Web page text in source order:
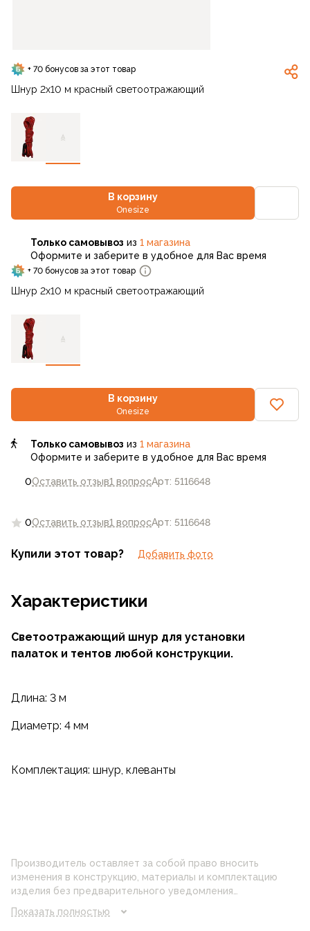
+ 70 бонусов за этот товар
Шнур 2х10 м красный светоотражающий
В корзину
Onesize
0Оставить отзыв1 вопросАрт: 5116648
Только самовывоз из 1 магазина
Оформите и заберите в удобное для Вас время
+ 70 бонусов за этот товар
Шнур 2х10 м красный светоотражающий
В корзину
Onesize
0Оставить отзыв1 вопросАрт: 5116648
Только самовывоз из 1 магазина
Оформите и заберите в удобное для Вас время
Купили этот товар? Добавить фото
Характеристики
Светоотражающий шнур для установки
палаток и тентов любой конструкции.
Длина: 3 м
Диаметр: 4 мм
Комплектация: шнур, клеванты
Производитель оставляет за собой право вносить
изменения в конструкцию, материалы и комплектацию
изделия без предварительного уведомления
отличаться от реального цвета товара, что связано с
Показать полностью